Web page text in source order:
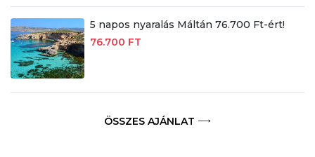
5 napos nyaralás Máltán 76.700 Ft-ért!
76.700 FT
ÖSSZES AJÁNLAT